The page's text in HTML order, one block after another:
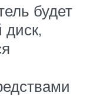
будет
диск,